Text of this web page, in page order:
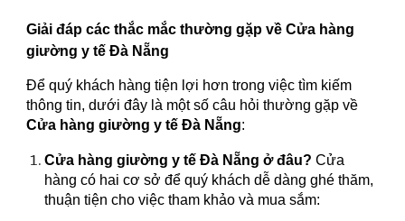
Giải đáp các thắc mắc thường gặp về Cửa hàng
giường y tế Đà Nẵng
Để quý khách hàng tiện lợi hơn trong việc tìm kiếm
thông tin, dưới đây là một số câu hỏi thường gặp về
Cửa hàng giường y tế Đà Nẵng:
Cửa hàng giường y tế Đà Nẵng ở đâu? Cửa
hàng có hai cơ sở để quý khách dễ dàng ghé thăm,
thuận tiện cho việc tham khảo và mua sắm: